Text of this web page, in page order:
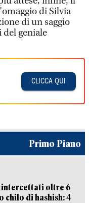
di Silvia
di un saggio
del geniale
CLICCA QUI
Primo Piano
intercettati oltre 6
chilo di hashish: 4